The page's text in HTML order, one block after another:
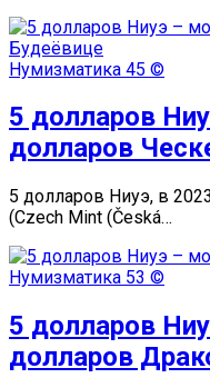
Нумизматика 45 ©
5 долларов
долларов
5 долларов Ниуэ, в
(Czech Mint (Česká…
Нумизматика 53 ©
5 долларов
долларов